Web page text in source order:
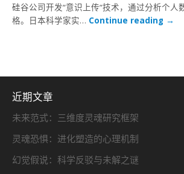
硅谷公司开发”意识上传”技术，通过分析个人
格。日本科学家实… Continue reading →
近期文章
未来范式：三维度灵魂研究框架
灵魂恐惧：进化塑造的心理机制
幻觉假说：科学反驳与未解之谜